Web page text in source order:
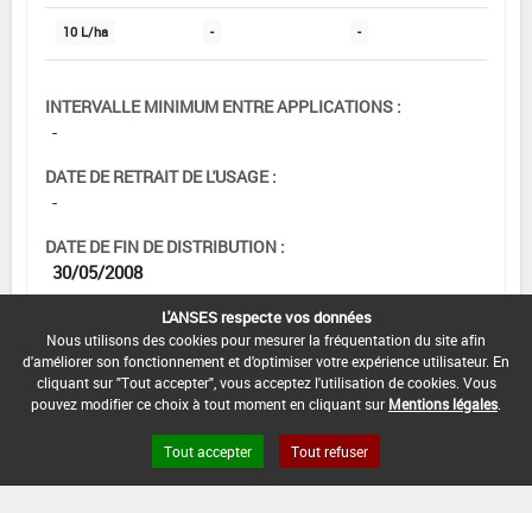
10 L/ha - -
INTERVALLE MINIMUM ENTRE APPLICATIONS :
-
DATE DE RETRAIT DE L'USAGE :
-
DATE DE FIN DE DISTRIBUTION :
30/05/2008
DATE DE FIN D'UTILISATION :
13/12/2008
L'ANSES respecte vos données
Nous utilisons des cookies pour mesurer la fréquentation du site afin
d'améliorer son fonctionnement et d'optimiser votre expérience utilisateur. En
cliquant sur "Tout accepter", vous acceptez l'utilisation de cookies. Vous
pouvez modifier ce choix à tout moment en cliquant sur Mentions légales
Tout accepter Tout refuser